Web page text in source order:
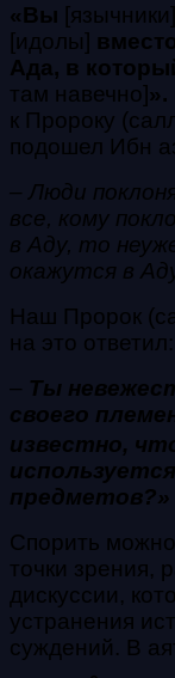
«Вы [язычники]
[идолы]
Ада, в
там навечно]».
к Пророку
подошел Ибн
– Люди
все, кому
в Аду, то
окажутся в
Наш Пророк
на это ответил:
– Ты
своего
известно,
предметов?»
Спорить
точки зрения,
дискуссии,
устранения
суждений. В